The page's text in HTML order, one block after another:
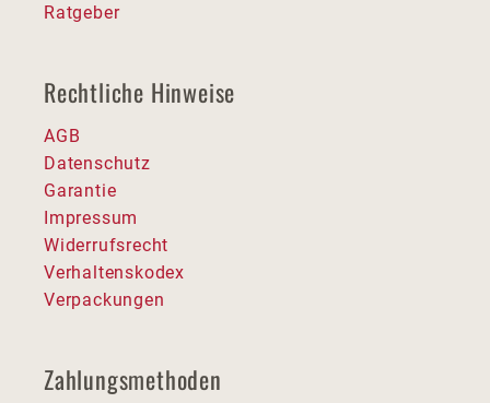
Ratgeber
Rechtliche Hinweise
AGB
Datenschutz
Garantie
Impressum
Widerrufsrecht
Verhaltenskodex
Verpackungen
Zahlungsmethoden